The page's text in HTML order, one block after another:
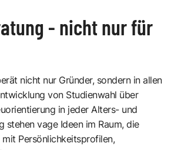
- nicht nur für
nicht nur Gründer, sondern in allen
von Studienwahl über
in jeder Alters- und
stehen vage Ideen im Raum, die
Persönlichkeitsprofilen,